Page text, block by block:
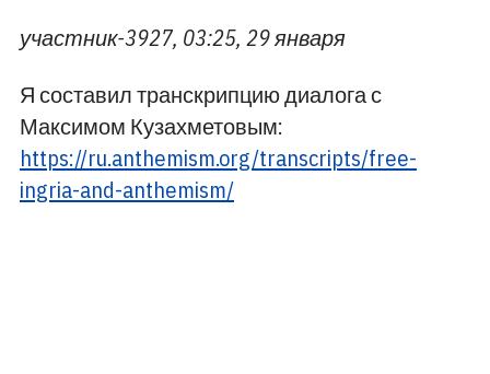
участник-3927, 03:25, 29 января
Я составил транскрипцию диалога с
Максимом Кузахметовым:
https://ru.anthemism.org/transcripts/free-
ingria-and-anthemism/